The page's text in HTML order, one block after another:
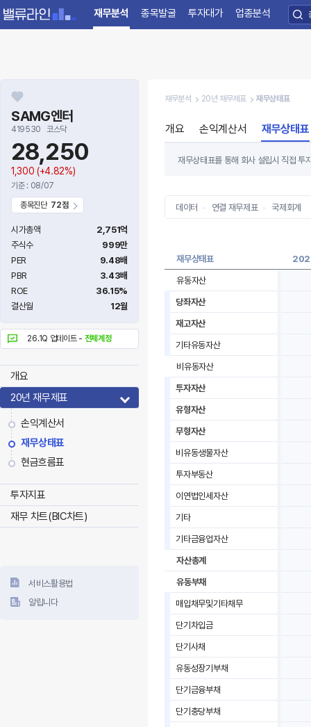
재무분석 종목발굴 투자대가 업종분석
SAMG엔터
419530 코스닥
28,250
1,300 (+4.82%)
기준 : 08/07
종목진단 72점
시가총액
2,751억
주식수
999만
PER
9.48배
PBR
3.43배
ROE
36.15%
결산월
12월
26.1Q 업데이트 - 전체계정
개요
20년 재무제표
손익계산서
재무상태표
현금흐름표
투자지표
재무 차트(BIC차트)
서비스활용법
알립니다
재무분석 20년 재무제표 재무상태표
개요 손익계산서 재무상태표
재무상태표를 통해 회사 설립시 직접 투
데이터
연결 재무제표 국제회계
재무상태표
유동자산
당좌자산
재고자산
기타유동자산
비유동자산
투자자산
유형자산
무형자산
비유동생물자산
투자부동산
이연법인세자산
기타
기타금융업자산
자산총계
유동부채
매입채무및기타채무
단기차입금
단기사채
유동성장기부채
단기금융부채
단기충당부채